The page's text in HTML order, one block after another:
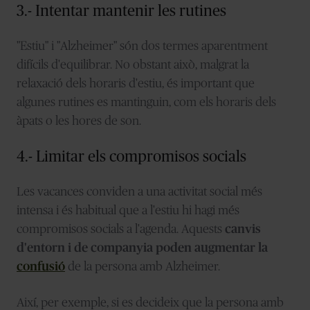
3.- Intentar mantenir les rutines
"Estiu" i "Alzheimer" són dos termes aparentment
difícils d'equilibrar. No obstant això, malgrat la
relaxació dels horaris d'estiu, és important que
algunes rutines es mantinguin, com els horaris dels
àpats o les hores de son.
4.- Limitar els compromisos socials
Les vacances conviden a una activitat social més
intensa i és habitual que a l'estiu hi hagi més
compromisos socials a l'agenda. Aquests canvis
d'entorn i de companyia poden augmentar la
confusió de la persona amb Alzheimer.
Així, per exemple, si es decideix que la persona amb